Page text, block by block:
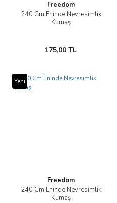
Freedom
240 Cm Eninde Nevresimlik
Kumaş
175,00 TL
Yeni
Freedom
240 Cm Eninde Nevresimlik
Kumaş